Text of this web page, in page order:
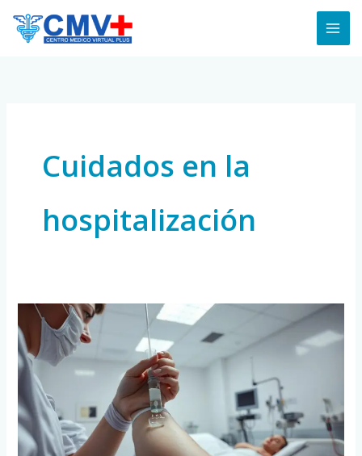
Cuidados en la
hospitalización
Guía
completa
para
la
prevención
de
la